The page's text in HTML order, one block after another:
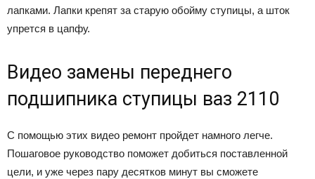
лапками. Лапки крепят за старую обойму ступицы, а шток
упрется в цапфу.
Видео замены переднего
подшипника ступицы ваз 2110
С помощью этих видео ремонт пройдет намного легче.
Пошаговое руководство поможет добиться поставленной
цели, и уже через пару десятков минут вы сможете